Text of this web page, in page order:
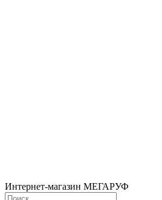
Интернет-магазин МЕГАРУФ